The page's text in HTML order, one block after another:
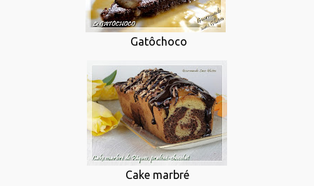
Gatôchoco
Cake marbré